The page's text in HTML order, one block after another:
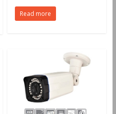
Read more